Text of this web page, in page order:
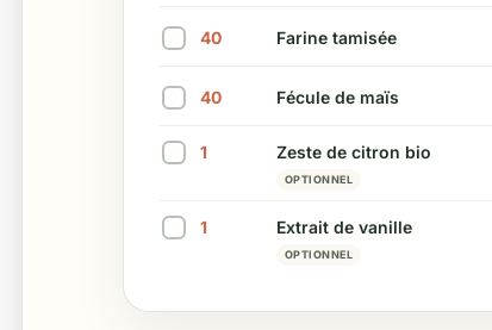
40 Farine tamisée
40 Fécule de maïs
Marquer cet ingrédient comme
1 Zeste de citron bio
OPTIONNEL
Marquer cet ingrédient comme
1 Extrait de vanille
OPTIONNEL